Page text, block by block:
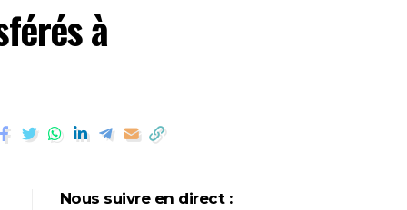
à
Nous suivre en direct :